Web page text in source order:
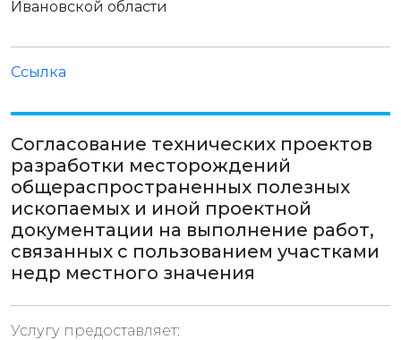
Ивановской области
Ссылка
Согласование технических проектов
разработки месторождений
общераспространенных полезных
ископаемых и иной проектной
документации на выполнение работ,
связанных с пользованием участками
недр местного значения
Услугу предоставляет: